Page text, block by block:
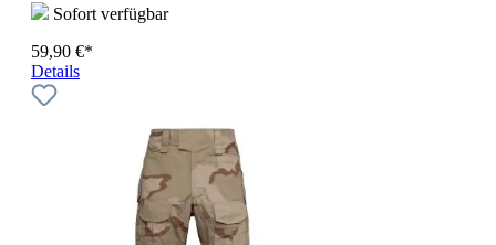
Sofort verfügbar
59,90 €*
Details